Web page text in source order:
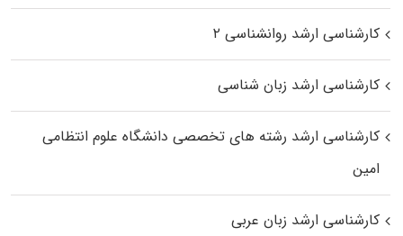
کارشناسی ارشد روانشناسی ۲
کارشناسی ارشد زبان شناسی
کارشناسی ارشد رﺷﺘﻪ ﻫﺎی تخصصی داﻧﺸﮕﺎه ﻋﻠﻮم انتظامی
اﻣﻴﻦ
کارشناسی ارشد زبان عربی